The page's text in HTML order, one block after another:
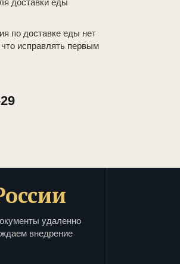
доставки еды
по доставке еды нет
что исправлять первым
удаленно
внедрение